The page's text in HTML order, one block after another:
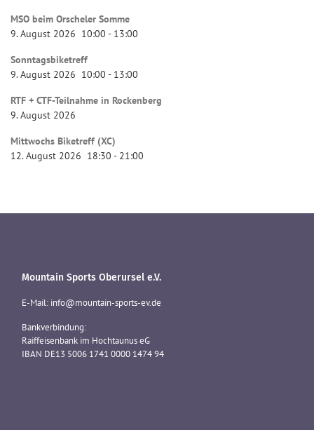
MSO beim Orscheler Somme
9. August 2026 10:00 - 13:00
Sonntagsbiketreff
9. August 2026 10:00 - 13:00
RTF + CTF-Teilnahme in Rockenberg
9. August 2026
Mittwochs Biketreff (XC)
12. August 2026 18:30 - 21:00
Mountain Sports Oberursel e.V.
E-Mail: info@mountain-sports-ev.de
Bankverbindung:
Raiffeisenbank im Hochtaunus eG
IBAN DE13 5006 1741 0000 1474 94